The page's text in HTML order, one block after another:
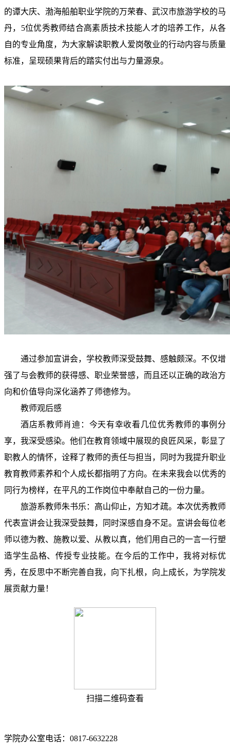
的谭大庆、渤海船舶职业学院的万荣春、武汉市旅游学校的马
丹，5位优秀教师结合高素质技术技能人才的培养工作，从各
自的专业角度，为大家解读职教人爱岗敬业的行动内容与质量
标准，呈现硕果背后的踏实付出与力量源泉。
通过参加宣讲会，学校教师深受鼓舞、感触颇深。不仅增
强了与会教师的获得感、职业荣誉感，而且还以正确的政治方
向和价值导向深化涵养了师德修为。
教师观后感
酒店系教师肖迪：今天有幸收看几位优秀教师的事例分
享，我深受感染。他们在教育领域中展现的良匠风采，彰显了
职教人的情怀，诠释了教师的责任与担当，同时为我提升职业
教育教师素养和个人成长都指明了方向。在未来我会以优秀的
同行为榜样，在平凡的工作岗位中奉献自己的一份力量。
旅游系教师朱书乐： 高山仰止，方知才疏。本次优秀教师
代表宣讲会让我深受鼓舞，同时深感自身不足。宣讲会每位老
师以德为教、施教以爱、从教以真，他们用自己的一言一行塑
造学生品格、传授专业技能。在今后的工作中，我将对标优
秀，在反思中不断完善自我，向下扎根，向上成长，为学院发
展贡献力量！
扫描二维码查看
学院办公室电话：0817-6632228